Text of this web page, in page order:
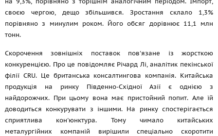
своєю чергою, дещо збільшився. Зростання склало 1,3%
порівняно з минулим роком. Його обсяг дорівнює 11,1 млн
тонн.
Скорочення зовнішніх поставок пов'язане із жорсткою
конкуренцією. Про це повідомляє Річард Лі, аналітик пекінської
філії CRU. Це британська консалтингова компанія. Китайська
продукція на ринку Південно-Східної Азії є однією з
найдорожчих. При цьому вона має пристойний попит. Але їй
доводиться конкурувати з іншими. На ринку спостерігається
сприятлива кон'юнктура. Тому чимало китайських
металургійних компаній вирішили спеціально скоротити